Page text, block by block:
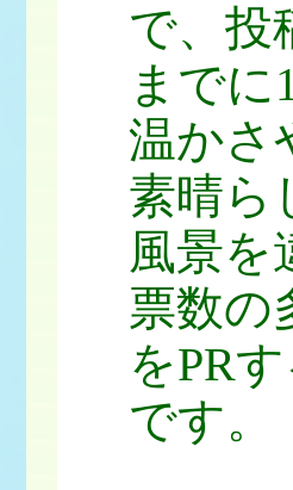
で、投
までに
温かさ
素晴ら
風景を
票数の
をPR
です。